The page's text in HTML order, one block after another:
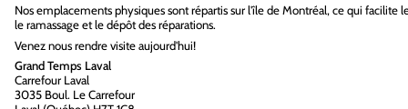
Nos emplacements physiques sont répartis sur l'île de Montréal, ce qui facilite
le ramassage et le dépôt des réparations.
Venez nous rendre visite aujourd'hui!
Grand Temps Laval
Carrefour Laval
3035 Boul. Le Carrefour